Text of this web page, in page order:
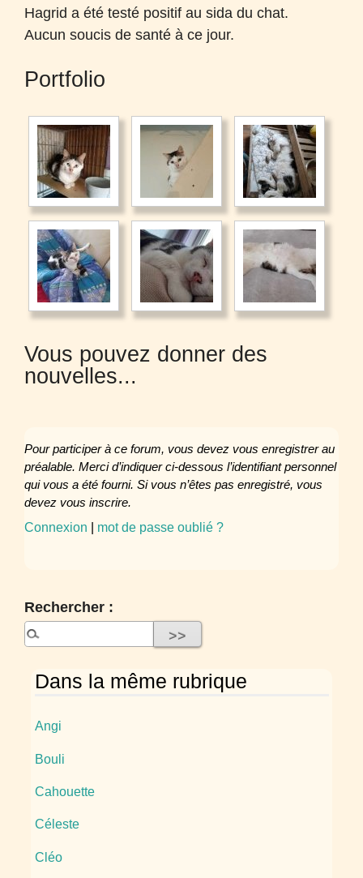
Hagrid a été testé positif au sida du chat.
Aucun soucis de santé à ce jour.
Portfolio
Vous pouvez donner des
nouvelles...
Pour participer à ce forum, vous devez vous enregistrer au
préalable. Merci d’indiquer ci-dessous l’identifiant personnel
qui vous a été fourni. Si vous n’êtes pas enregistré, vous
devez vous inscrire.
Connexion | mot de passe oublié ?
Rechercher :
Dans la même rubrique
Angi
Bouli
Cahouette
Céleste
Cléo